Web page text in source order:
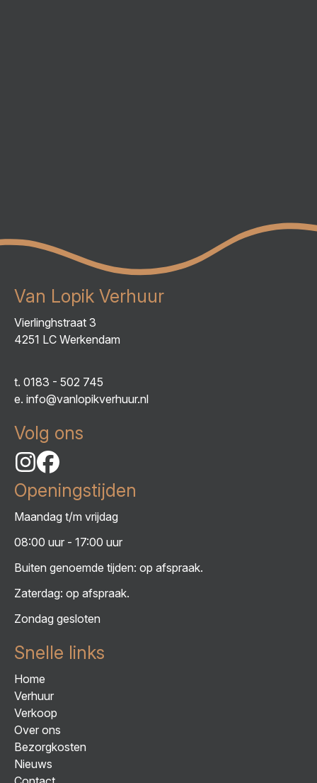
Van Lopik Verhuur
Vierlinghstraat 3
4251 LC Werkendam
t. 0183 - 502 745
e. info@vanlopikverhuur.nl
Volg ons
Openingstijden
Maandag t/m vrijdag
08:00 uur - 17:00 uur
Buiten genoemde tijden: op afspraak.
Zaterdag: op afspraak.
Zondag gesloten
Snelle links
Home
Verhuur
Verkoop
Over ons
Bezorgkosten
Nieuws